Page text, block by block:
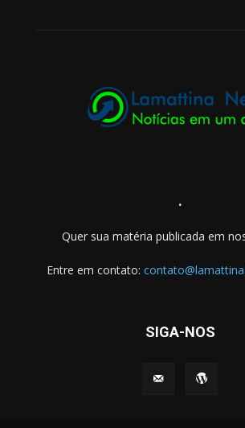
.
Quer sua matéria publicada em
Entre em contato:
SIGA-NOS